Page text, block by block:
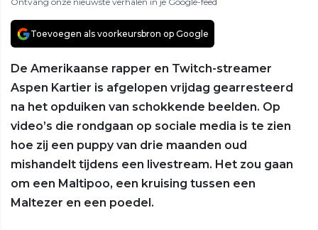
Toevoegen als voorkeursbron op Google
De Amerikaanse rapper en Twitch-streamer
Aspen Kartier is afgelopen vrijdag gearresteerd
na het opduiken van schokkende beelden. Op
video’s die rondgaan op sociale media is te zien
hoe zij een puppy van drie maanden oud
mishandelt tijdens een livestream. Het zou gaan
om een Maltipoo, een kruising tussen een
Maltezer en een poedel.